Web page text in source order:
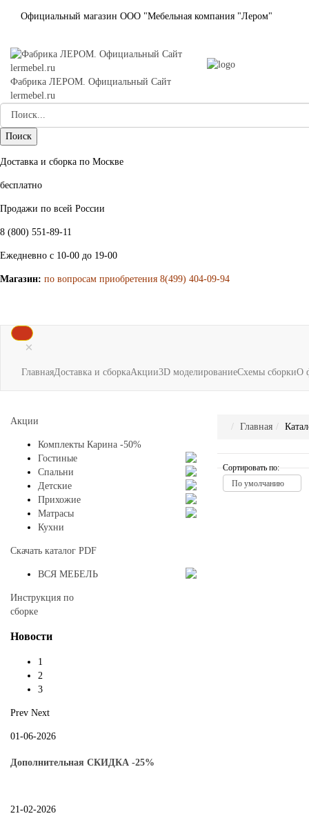
Официальный магазин ООО "Мебельная компания "Лером"
Фабрика ЛЕРОМ. Официальный Сайт
lermebel.ru
Доставка и сборка по Москве
бесплатно
Продажи по всей России
8 (800) 551-89-11
Ежедневно с 10-00 до 19-00
Магазин: по вопросам приобретения 8(499) 404-09-94
×
ГлавнаяДоставка и сборкаАкции3D моделированиеСхемы сборкиО
Главная
Сортировать по:
По умолчанию
Акции
Комплекты Карина -50%
Гостиные
Спальни
Детские
Прихожие
Матрасы
Кухни
Скачать каталог PDF
ВСЯ МЕБЕЛЬ
Инструкция по
сборке
Новости
1
2
3
Prev Next
01-06-2026
Дополнительная СКИДКА -25%
21-02-2026